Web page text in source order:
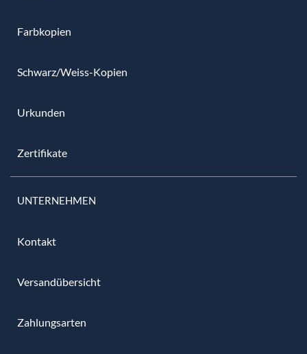
Farbkopien
Schwarz/Weiss-Kopien
Urkunden
Zertifikate
UNTERNEHMEN
Kontakt
Versandübersicht
Zahlungsarten